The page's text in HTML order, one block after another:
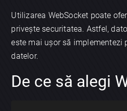
Utilizarea WebSocket poate
privește securitatea. Astfel,
este mai ușor să implementezi
datelor.
De ce să alegi